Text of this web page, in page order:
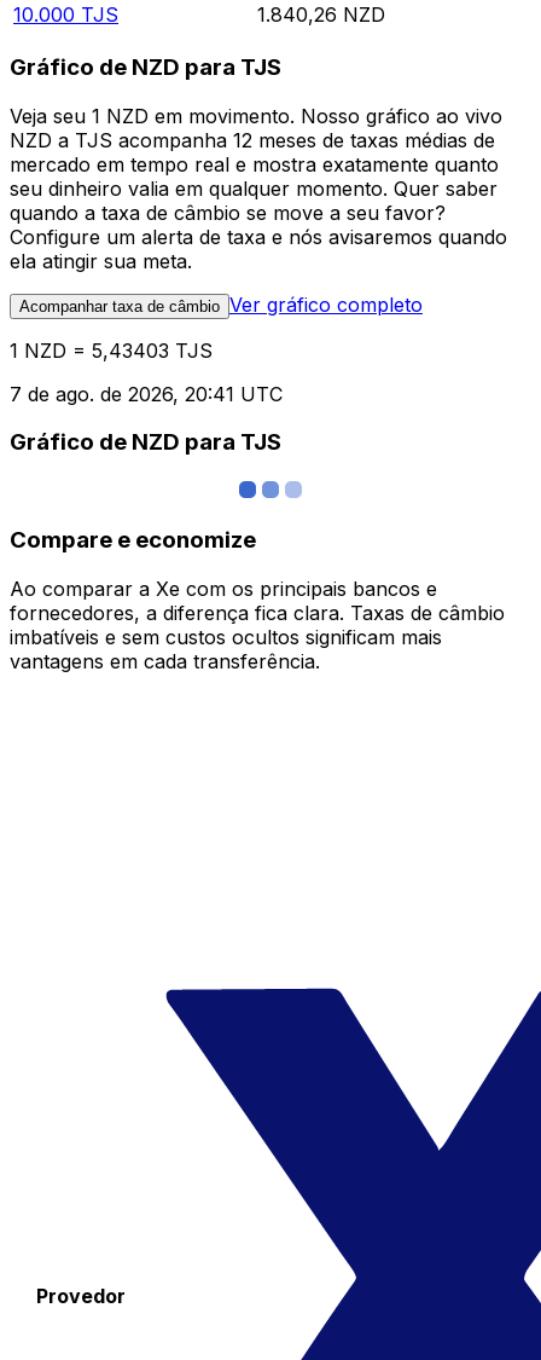
10.000 TJS 1.840,26 NZD
Gráfico de NZD para TJS
Veja seu 1 NZD em movimento. Nosso gráfico ao vivo
NZD a TJS acompanha 12 meses de taxas médias de
mercado em tempo real e mostra exatamente quanto
seu dinheiro valia em qualquer momento. Quer saber
quando a taxa de câmbio se move a seu favor?
Configure um alerta de taxa e nós avisaremos quando
ela atingir sua meta.
Acompanhar taxa de câmbio Ver gráfico completo
1 NZD = 5,43403 TJS
7 de ago. de 2026, 20:41 UTC
Gráfico de NZD para TJS
Compare e economize
Ao comparar a Xe com os principais bancos e
fornecedores, a diferença fica clara. Taxas de câmbio
imbatíveis e sem custos ocultos significam mais
vantagens em cada transferência.
Provedor